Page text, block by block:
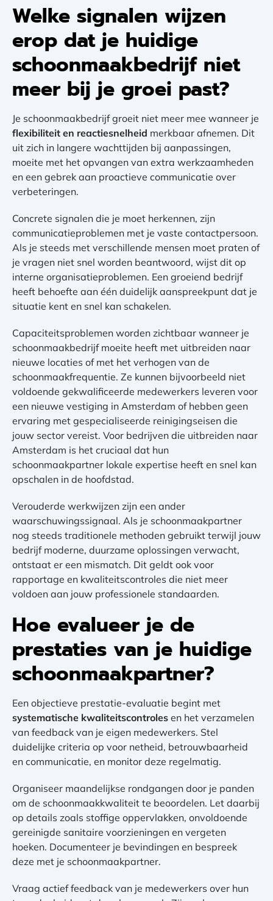
Welke signalen wijzen
erop dat je huidige
schoonmaakbedrijf niet
meer bij je groei past?
Je schoonmaakbedrijf groeit niet meer mee wanneer je
flexibiliteit en reactiesnelheid merkbaar afnemen. Dit
uit zich in langere wachttijden bij aanpassingen,
moeite met het opvangen van extra werkzaamheden
en een gebrek aan proactieve communicatie over
verbeteringen.
Concrete signalen die je moet herkennen, zijn
communicatieproblemen met je vaste contactpersoon.
Als je steeds met verschillende mensen moet praten of
je vragen niet snel worden beantwoord, wijst dit op
interne organisatieproblemen. Een groeiend bedrijf
heeft behoefte aan één duidelijk aanspreekpunt dat je
situatie kent en snel kan schakelen.
Capaciteitsproblemen worden zichtbaar wanneer je
schoonmaakbedrijf moeite heeft met uitbreiden naar
nieuwe locaties of met het verhogen van de
schoonmaakfrequentie. Ze kunnen bijvoorbeeld niet
voldoende gekwalificeerde medewerkers leveren voor
een nieuwe vestiging in Amsterdam of hebben geen
ervaring met gespecialiseerde reinigingseisen die
jouw sector vereist. Voor bedrijven die uitbreiden naar
Amsterdam is het cruciaal dat hun
schoonmaakpartner lokale expertise heeft en snel kan
opschalen in de hoofdstad.
Verouderde werkwijzen zijn een ander
waarschuwingssignaal. Als je schoonmaakpartner
nog steeds traditionele methoden gebruikt terwijl jouw
bedrijf moderne, duurzame oplossingen verwacht,
ontstaat er een mismatch. Dit geldt ook voor
rapportage en kwaliteitscontroles die niet meer
voldoen aan jouw professionele standaarden.
Hoe evalueer je de
prestaties van je huidige
schoonmaakpartner?
Een objectieve prestatie-evaluatie begint met
systematische kwaliteitscontroles en het verzamelen
van feedback van je eigen medewerkers. Stel
duidelijke criteria op voor netheid, betrouwbaarheid
en communicatie, en monitor deze regelmatig.
Organiseer maandelijkse rondgangen door je panden
om de schoonmaakkwaliteit te beoordelen. Let daarbij
op details zoals stoffige oppervlakken, onvoldoende
gereinigde sanitaire voorzieningen en vergeten
hoeken. Documenteer je bevindingen en bespreek
deze met je schoonmaakpartner.
Vraag actief feedback van je medewerkers over hun